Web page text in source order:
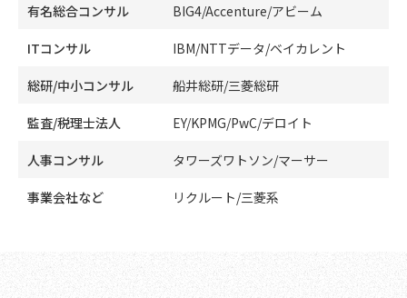
有名総合コンサル BIG4/Accenture/アビーム
ITコンサル IBM/NTTデータ/ベイカレント
総研/中小コンサル 船井総研/三菱総研
監査/税理士法人 EY/KPMG/PwC/デロイト
人事コンサル タワーズワトソン/マーサー
事業会社など リクルート/三菱系